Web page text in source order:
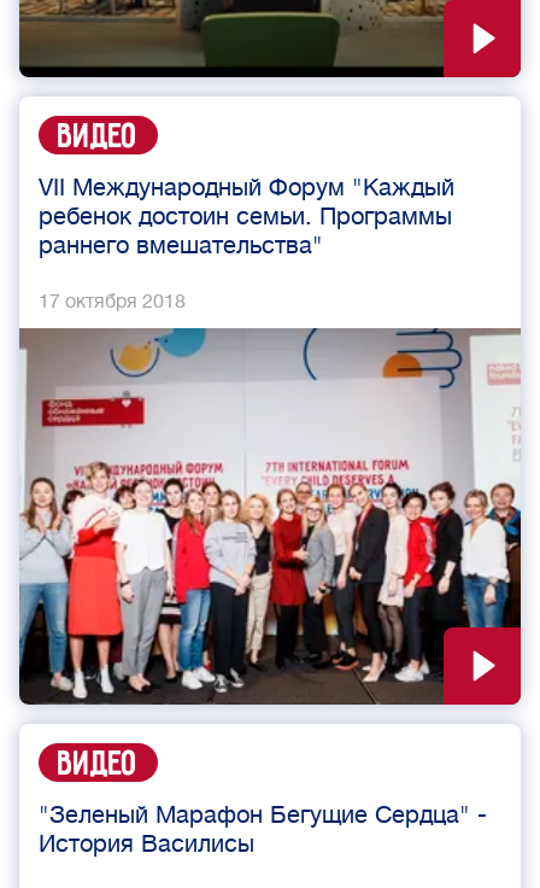
Видео
VII Международный Форум "Каждый
ребенок достоин семьи. Программы
раннего вмешательства"
17 октября 2018
Видео
"Зеленый Марафон Бегущие Сердца" -
История Василисы